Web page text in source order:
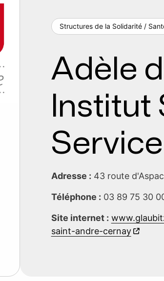
Structures de la Solidarité /
Adèle
Institut
Adresse : 43 route
Téléphone : 03 89 75 30
Site internet :
saint-andre-cernay